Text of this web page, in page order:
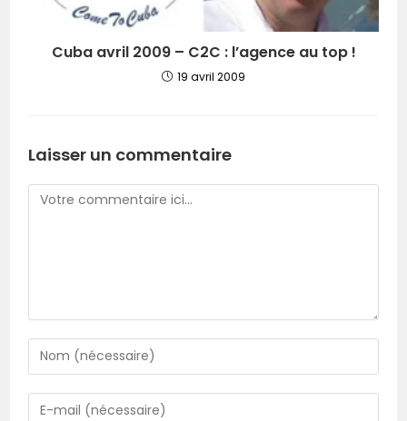
Cuba avril 2009 – C2C : l’agence au top !
19 avril 2009
Laisser un commentaire